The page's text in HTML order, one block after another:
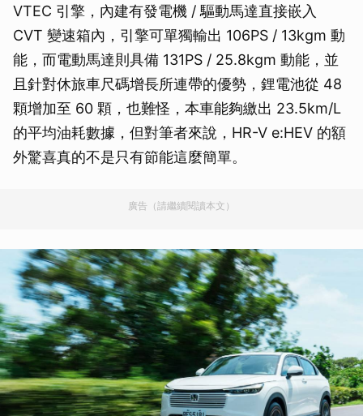
VTEC 引擎，內建有發電機 / 驅動馬達直接嵌入
CVT 變速箱內，引擎可單獨輸出 106PS / 13kgm 動
能，而電動馬達則具備 131PS / 25.8kgm 動能，並
且針對休旅車尺碼增長所連帶的優勢，鋰電池從 48
顆增加至 60 顆，也難怪，本車能夠繳出 23.5km/L
的平均油耗數據，但對筆者來說，HR-V e:HEV 的額
外驚喜真的不是只有節能這麼簡單。
廣告（請繼續閱讀本文）